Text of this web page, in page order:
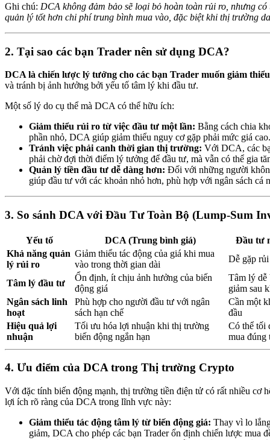
Ghi chú: DCA không đảm bảo sẽ loại bỏ hoàn toàn rủi ro, nhưng
quản lý tốt hơn chi phí trung bình mua vào, đặc biệt khi thị trường
2. Tại sao các bạn Trader nên sử dụng DCA?
DCA là chiến lược lý tưởng cho các bạn Trader muốn giảm
và tránh bị ảnh hưởng bởi yếu tố tâm lý khi đầu tư.
Một số lý do cụ thể mà DCA có thể hữu ích:
Giảm thiểu rủi ro từ việc đầu tư một lần: Bằng cách chia
phần nhỏ, DCA giúp giảm thiểu nguy cơ gặp phải mức giá cao.
Tránh việc phải canh thời gian thị trường: Với DCA, các
phải chờ đợi thời điểm lý tưởng để đầu tư, mà vẫn có thể gia
Quản lý tiền đầu tư dễ dàng hơn: Đối với những người
giúp đầu tư với các khoản nhỏ hơn, phù hợp với ngân sách cá
3. So sánh DCA với Đầu Tư Toàn Bộ (Lump-Sum
Yếu tố DCA (Trung bình giá)
Đầu tư
Khả năng quản
lý rủi ro
Giảm thiểu tác động của giá khi mua
vào trong thời gian dài
Dễ gặp
Tâm lý đầu tư
Ổn định, ít chịu ảnh hưởng của biến
động giá
Tâm lý dễ
giảm sau
Ngân sách linh
hoạt
Phù hợp cho người đầu tư với ngân
sách hạn chế
Cần một
đầu
Hiệu quả lợi
nhuận
Tối ưu hóa lợi nhuận khi thị trường
biến động ngắn hạn
Có thể tối
mua đúng
4. Ưu điểm của DCA trong Thị trường Crypto
Với đặc tính biến động mạnh, thị trường tiền điện tử có rất nhiều cơ
lợi ích rõ ràng của DCA trong lĩnh vực này:
Giảm thiểu tác động tâm lý từ biến động giá: Thay vì lo
giảm, DCA cho phép các bạn Trader ổn định chiến lược mua